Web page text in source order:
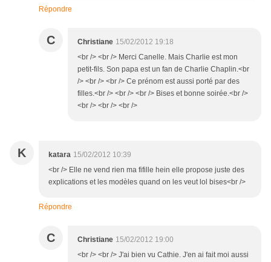
Répondre
C Christiane 15/02/2012 19:18
<br /> <br /> Merci Canelle. Mais Charlie est mon
petit-fils. Son papa est un fan de Charlie Chaplin.<br
/> <br /> <br /> Ce prénom est aussi porté par des
filles.<br /> <br /> <br /> Bises et bonne soirée.<br />
<br /> <br /> <br />
K katara 15/02/2012 10:39
<br /> Elle ne vend rien ma fifille hein elle propose juste des
explications et les modèles quand on les veut lol bises<br />
Répondre
C Christiane 15/02/2012 19:00
<br /> <br /> J'ai bien vu Cathie. J'en ai fait moi aussi